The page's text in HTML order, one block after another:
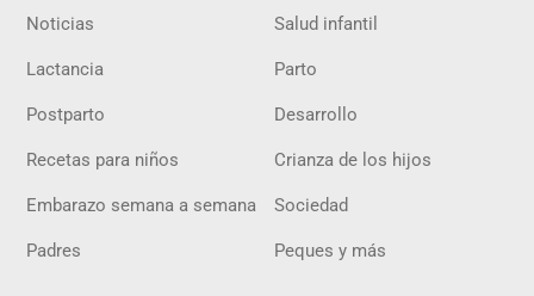
Noticias Salud infantil
Lactancia Parto
Postparto Desarrollo
Recetas para niños Crianza de los hijos
Embarazo semana a semana Sociedad
Padres Peques y más